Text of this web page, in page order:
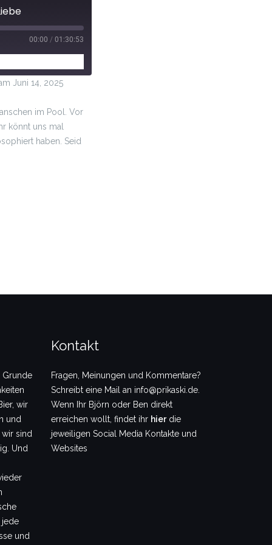
00:00 / 01:30:53
Juni 14, 2025
im Pool. Vor
könnt uns mal
haben. Seid
Grunde
wir
und
sind
Und
jede
und
Kontakt
Fragen, Meinungen und Kommentare?
Schreibt eine Mail an info@prikaski.de.
Wenn Ihr Björn oder Ben direkt
erreichen wollt, findet ihr hierdie
jeweiligen Social Media Kontakte und
Websites